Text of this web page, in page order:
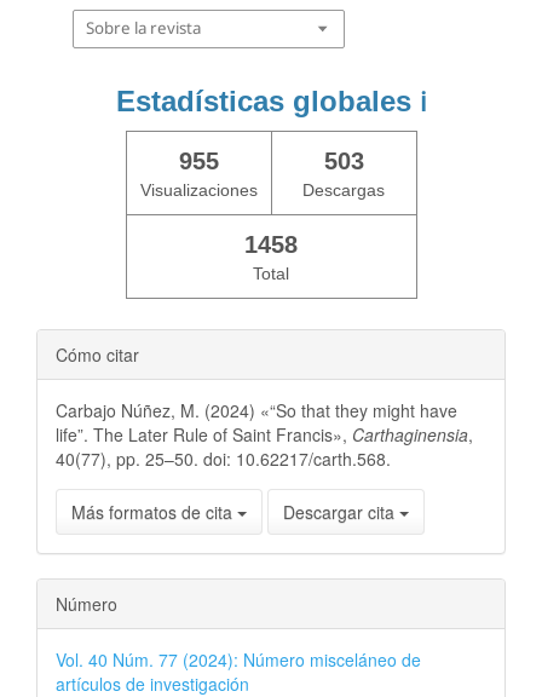
Sobre la revista
Estadísticas globales ℹ️
955
Visualizaciones
503
Descargas
1458
Total
Cómo citar
Carbajo Núñez, M. (2024) «“So that they might have
life”. The Later Rule of Saint Francis», Carthaginensia,
40(77), pp. 25–50. doi: 10.62217/carth.568.
Más formatos de cita Descargar cita
Número
Vol. 40 Núm. 77 (2024): Número misceláneo de
artículos de investigación